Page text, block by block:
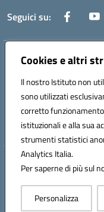
Cookies e altri
Il nostro Istituto non
sono utilizzati
corretto
istituzionali e alla sua
strumenti statistici
Analytics Italia.
Per saperne di più sul
Personalizza
Seguici su:
Indirizzo:Via Trieste, 43 –
Posta elettronica
Codice fiscale:
Codice meccanografico:
Hosting &
Concept